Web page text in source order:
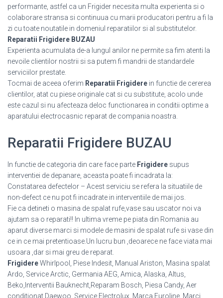
performante, astfel ca un Frigider necesita multa experienta si o
colaborare stransa si continuua cu marii producatori pentru a fi la
zi cu toate noutatile in domeniul reparatiilor si al substitutelor.
Reparatii Frigidere BUZAU
Experienta acumulata de-a lungul anilor ne permite sa fim atenti la
nevoile clientilor nostrii si sa putem fi mandrii de standardele
serviciilor prestate.
Tocmai de aceea oferim Reparatii Frigidere in functie de cererea
clientilor, atat cu piese originale cat si cu substitute, acolo unde
este cazul si nu afecteaza deloc functionarea in conditii optime a
aparatului electrocasnic reparat de compania noastra.
Reparatii Frigidere BUZAU
In functie de categoria din care face parte Frigidere supus
interventiei de depanare, aceasta poate fi incadrata la:
Constatarea defectelor – Acest serviciu se refera la situatiile de
non-defect ce nu pot fi incadrate in interventiile de mai jos.
Fie ca detineti o masina de spalat rufe,vase sau uscator noi va
ajutam sa o reparati!! In ultima vreme pe piata din Romania au
aparut diverse marci si modele de masini de spalat rufe si vase din
ce in ce mai pretentioase.Un lucru bun ,deoarece ne face viata mai
usoara ,dar si mai greu de reparat.
FrigidereWhirlpool, Piese Indesit, Manual Ariston, Masina spalat
Ardo, Service Arctic, Germania AEG, Amica, Alaska, Altus,
Beko,Interventii Bauknecht,Reparam Bosch, Piesa Candy, Aer
conditionat Daewoo, Service Electrolux, Marca Euroline, Marci